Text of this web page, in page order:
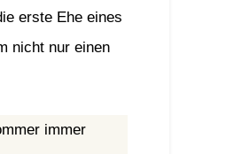
erste Ehe eines
nicht nur einen
immer